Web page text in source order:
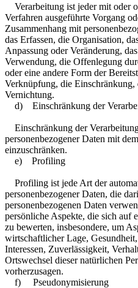
Verarbeitung ist jeder mit oder
Verfahren ausgeführte Vorgang
Zusammenhang mit
das Erfassen, die Organisation,
Anpassung oder Veränderung,
Verwendung, die Offenlegung
oder eine andere Form der
Verknüpfung, die Einschränkung,
Vernichtung.
d) Einschränkung der
Einschränkung der
personenbezogener Daten mit
einzuschränken.
e) Profiling
Profiling ist jede Art der
personenbezogener Daten, die
personenbezogenen Daten
persönliche Aspekte, die sich auf
zu bewerten, insbesondere, um
wirtschaftlicher Lage,
Interessen, Zuverlässigkeit,
Ortswechsel dieser natürlichen
vorherzusagen.
f) Pseudonymisierung